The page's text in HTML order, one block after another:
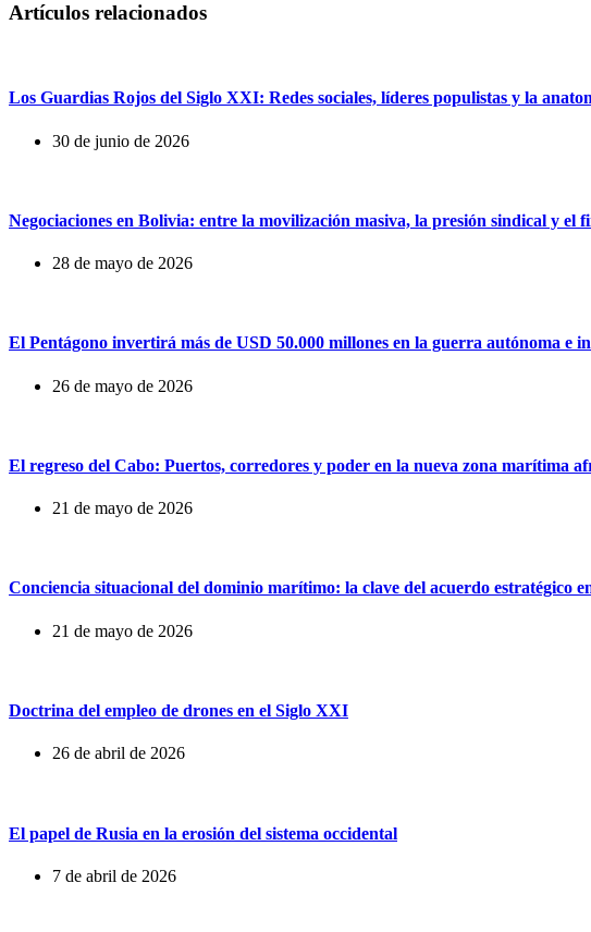
Artículos relacionados
Los Guardias Rojos del Siglo XXI: Redes sociales, líderes populistas y la
30 de junio de 2026
Negociaciones en Bolivia: entre la movilización masiva, la presión sindical y el
28 de mayo de 2026
El Pentágono invertirá más de USD 50.000 millones en la guerra autónoma e
26 de mayo de 2026
El regreso del Cabo: Puertos, corredores y poder en la nueva zona marítima
21 de mayo de 2026
Conciencia situacional del dominio marítimo: la clave del acuerdo estratégico
21 de mayo de 2026
Doctrina del empleo de drones en el Siglo XXI
26 de abril de 2026
El papel de Rusia en la erosión del sistema occidental
7 de abril de 2026